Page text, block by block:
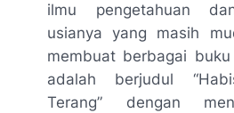
ilmu pengetahuan
usianya yang masih
membuat berbagai
adalah berjudul
Terang” dengan